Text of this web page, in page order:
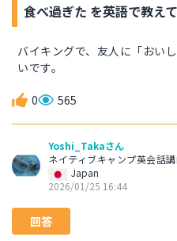
食べ過ぎた を英語で教え
バイキングで、友人に「おい
いです。
0 565
Yoshi_Takaさん
ネイティブキャンプ英会話
Japan
2026/01/25 16:44
回答